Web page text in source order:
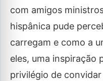
com amigos
hispânica pude
carregam e como a
eles, uma inspiração
privilégio de